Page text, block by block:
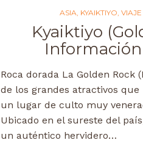
ASIA KYAIKTIYO ,
Kyaiktiyo
Roca dorada La Golden Rock
de los grandes atractivos
un lugar de culto muy
Ubicado en el sureste del
un auténtico hervidero…